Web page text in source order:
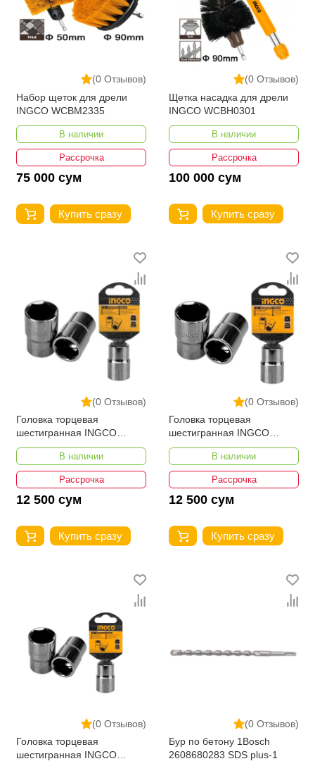
(0 Отзывов)
Набор щеток для дрели
INGCO WCBM2335
В наличии
Рассрочка
75 000 сум
Купить сразу
(0 Отзывов)
Щетка насадка для дрели
INGCO WCBH0301
В наличии
Рассрочка
100 000 сум
Купить сразу
(0 Отзывов)
Головка торцевая
шестигранная INGCO
HHAST12131 (13 мм; 1/2")
В наличии
Рассрочка
12 500 сум
Купить сразу
(0 Отзывов)
Головка торцевая
шестигранная INGCO
HHAST12121 (12 мм; 1/2")
В наличии
Рассрочка
12 500 сум
Купить сразу
(0 Отзывов)
Головка торцевая
шестигранная INGCO
(0 Отзывов)
Бур по бетону 1Bosch
2608680283 SDS plus-1